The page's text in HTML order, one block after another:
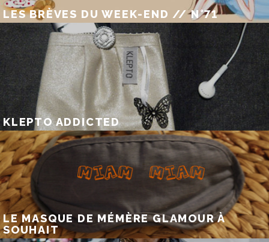
LES BRÈVES DU WEEK-END // N°71
KLEPTO ADDICTED
LE MASQUE DE MÉMÈRE GLAMOUR À
SOUHAIT